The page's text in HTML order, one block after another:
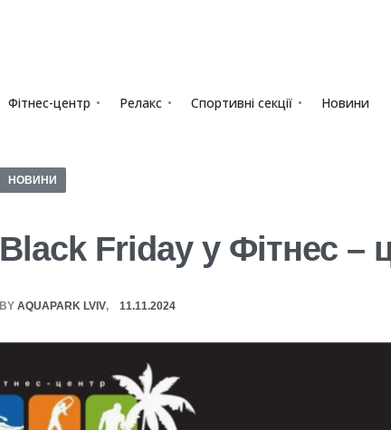
Фітнес-центр Релакс Спортивні секції Новини
НОВИНИ
Black Friday у Фітнес –
BYAQUAPARK LVIV 11.11.2024